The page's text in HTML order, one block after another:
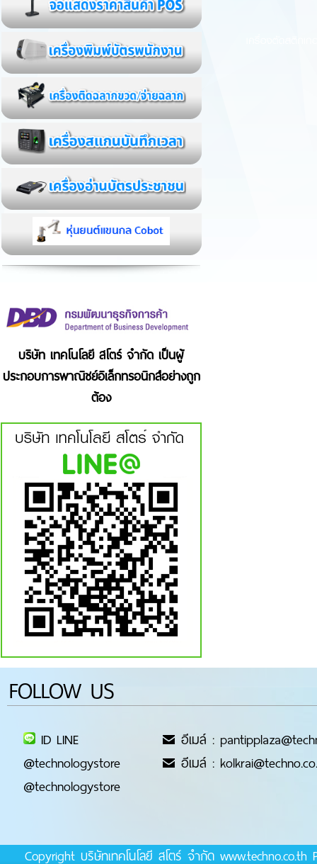
บริษัท เทคโนโลยี สโตร์ จำกัด เป็นผู้
ประกอบการพาณิชย์อิเล็กทรอนิกส์อย่างถูก
ต้อง
FOLLOW US
ID LINE
@technologystore
@technologystore
อีเมล์ :
อีเมล์ :
Copyright บริษัทเทคโนโลยี สโตร์ จำกัด